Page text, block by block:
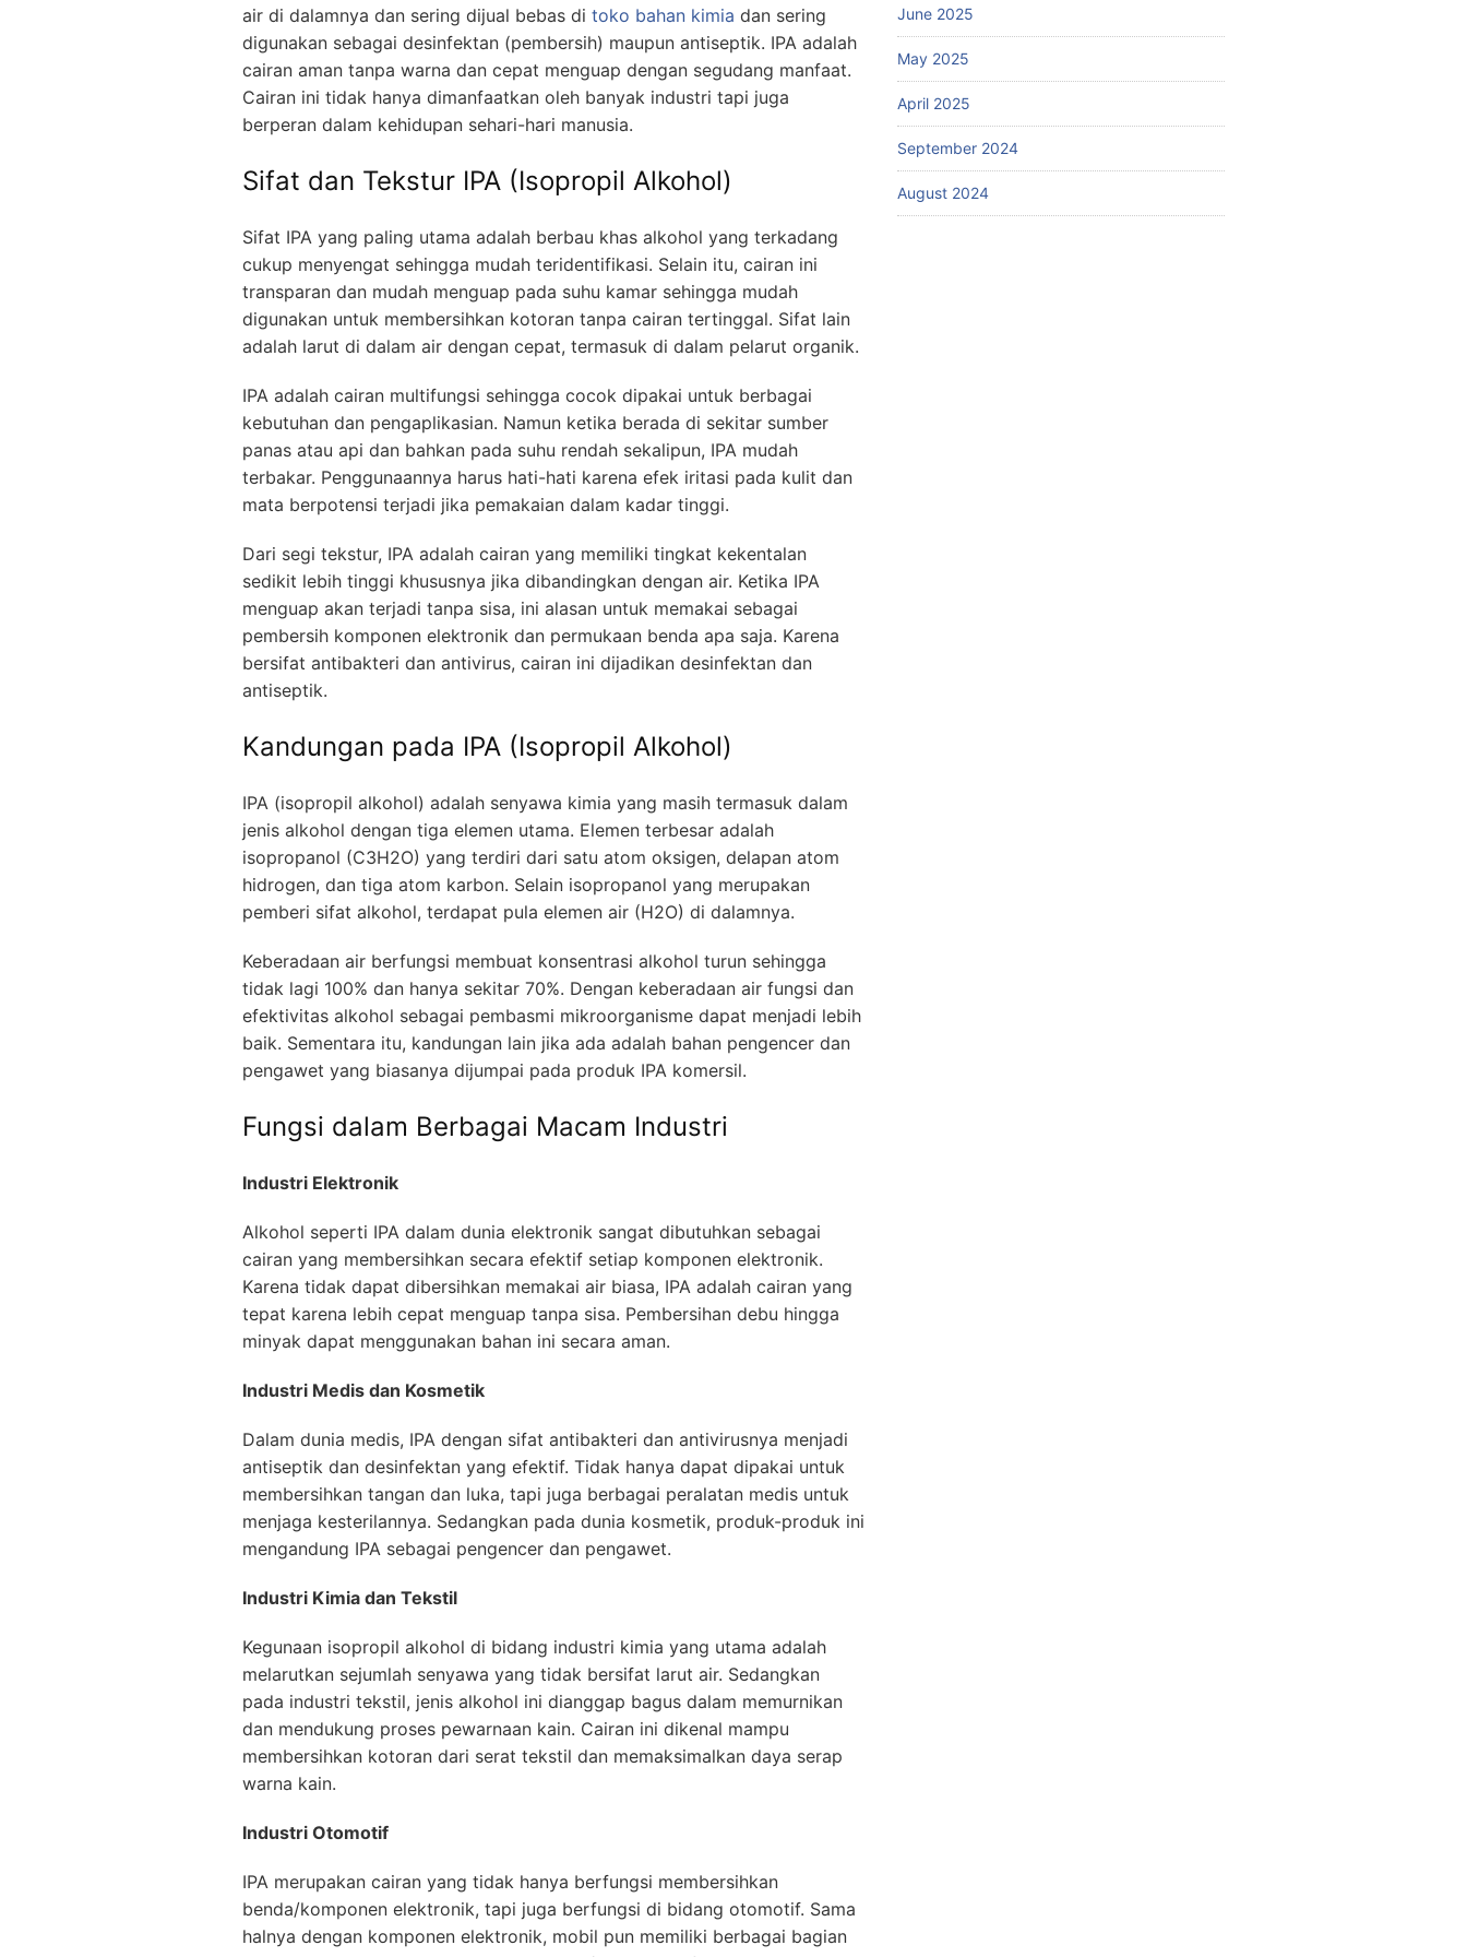
air di dalamnya dan sering dijual bebas di toko bahan kimia dan sering
digunakan sebagai desinfektan (pembersih) maupun antiseptik. IPA adalah
cairan aman tanpa warna dan cepat menguap dengan segudang manfaat.
Cairan ini tidak hanya dimanfaatkan oleh banyak industri tapi juga
berperan dalam kehidupan sehari-hari manusia.
Sifat dan Tekstur IPA (Isopropil Alkohol)
Sifat IPA yang paling utama adalah berbau khas alkohol yang terkadang
cukup menyengat sehingga mudah teridentifikasi. Selain itu, cairan ini
transparan dan mudah menguap pada suhu kamar sehingga mudah
digunakan untuk membersihkan kotoran tanpa cairan tertinggal. Sifat lain
adalah larut di dalam air dengan cepat, termasuk di dalam pelarut organik.
IPA adalah cairan multifungsi sehingga cocok dipakai untuk berbagai
kebutuhan dan pengaplikasian. Namun ketika berada di sekitar sumber
panas atau api dan bahkan pada suhu rendah sekalipun, IPA mudah
terbakar. Penggunaannya harus hati-hati karena efek iritasi pada kulit dan
mata berpotensi terjadi jika pemakaian dalam kadar tinggi.
Dari segi tekstur, IPA adalah cairan yang memiliki tingkat kekentalan
sedikit lebih tinggi khususnya jika dibandingkan dengan air. Ketika IPA
menguap akan terjadi tanpa sisa, ini alasan untuk memakai sebagai
pembersih komponen elektronik dan permukaan benda apa saja. Karena
bersifat antibakteri dan antivirus, cairan ini dijadikan desinfektan dan
antiseptik.
Kandungan pada IPA (Isopropil Alkohol)
IPA (isopropil alkohol) adalah senyawa kimia yang masih termasuk dalam
jenis alkohol dengan tiga elemen utama. Elemen terbesar adalah
isopropanol (C3H2O) yang terdiri dari satu atom oksigen, delapan atom
hidrogen, dan tiga atom karbon. Selain isopropanol yang merupakan
pemberi sifat alkohol, terdapat pula elemen air (H2O) di dalamnya.
Keberadaan air berfungsi membuat konsentrasi alkohol turun sehingga
tidak lagi 100% dan hanya sekitar 70%. Dengan keberadaan air fungsi dan
efektivitas alkohol sebagai pembasmi mikroorganisme dapat menjadi lebih
baik. Sementara itu, kandungan lain jika ada adalah bahan pengencer dan
pengawet yang biasanya dijumpai pada produk IPA komersil.
Fungsi dalam Berbagai Macam Industri
Industri Elektronik
Alkohol seperti IPA dalam dunia elektronik sangat dibutuhkan sebagai
cairan yang membersihkan secara efektif setiap komponen elektronik.
Karena tidak dapat dibersihkan memakai air biasa, IPA adalah cairan yang
tepat karena lebih cepat menguap tanpa sisa. Pembersihan debu hingga
minyak dapat menggunakan bahan ini secara aman.
Industri Medis dan Kosmetik
Dalam dunia medis, IPA dengan sifat antibakteri dan antivirusnya menjadi
antiseptik dan desinfektan yang efektif. Tidak hanya dapat dipakai untuk
membersihkan tangan dan luka, tapi juga berbagai peralatan medis untuk
menjaga kesterilannya. Sedangkan pada dunia kosmetik, produk-produk ini
mengandung IPA sebagai pengencer dan pengawet.
Industri Kimia dan Tekstil
Kegunaan isopropil alkohol di bidang industri kimia yang utama adalah
melarutkan sejumlah senyawa yang tidak bersifat larut air. Sedangkan
pada industri tekstil, jenis alkohol ini dianggap bagus dalam memurnikan
dan mendukung proses pewarnaan kain. Cairan ini dikenal mampu
membersihkan kotoran dari serat tekstil dan memaksimalkan daya serap
warna kain.
Industri Otomotif
IPA merupakan cairan yang tidak hanya berfungsi membersihkan
benda/komponen elektronik, tapi juga berfungsi di bidang otomotif. Sama
halnya dengan komponen elektronik, mobil pun memiliki berbagai bagian
June 2025
May 2025
April 2025
September 2024
August 2024